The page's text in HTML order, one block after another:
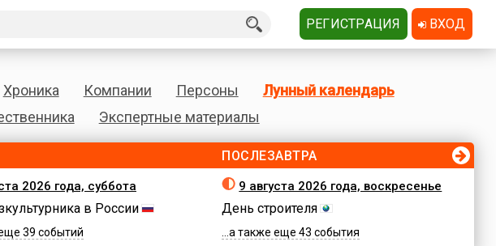
Хроника Компании Персоны
Лунный календарь
Экспертные материалы
2026 года, суббота
в России
еще 39 событий
ПОСЛЕЗАВТРА
9 августа 2026 года, воскресенье
День строителя
...а также еще 43 события
РЕГИСТРАЦИЯ ВХОД